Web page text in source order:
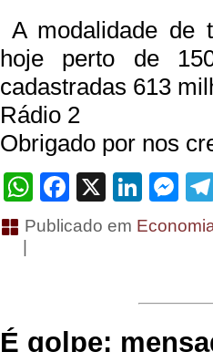
A modalidade de
hoje perto de
cadastradas 613
Rádio 2
Obrigado por nos
WhatsApp
Facebook
X
Publicado em
É golpe: